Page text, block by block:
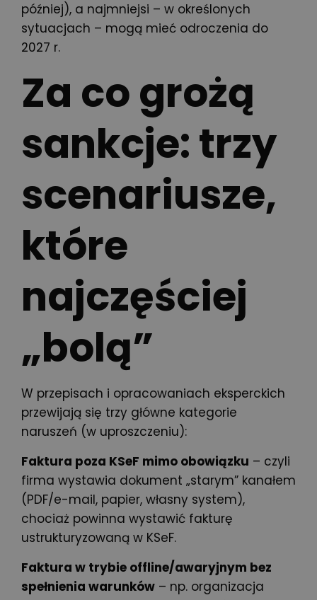
później), a najmniejsi – w określonych
sytuacjach – mogą mieć odroczenia do
2027 r.
Za co grożą
sankcje: trzy
scenariusze,
które
najczęściej
„bolą”
W przepisach i opracowaniach eksperckich
przewijają się trzy główne kategorie
naruszeń (w uproszczeniu):
Faktura poza KSeF mimo obowiązku – czyli
firma wystawia dokument „starym” kanałem
(PDF/e-mail, papier, własny system),
chociaż powinna wystawić fakturę
ustrukturyzowaną w KSeF.
Faktura w trybie offline/awaryjnym bez
spełnienia warunków – np. organizacja